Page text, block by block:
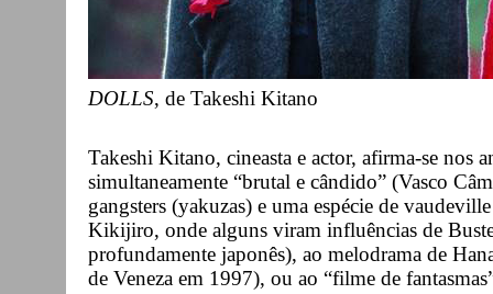
DOLLS, de Takeshi Kitano
Takeshi Kitano, cineasta e actor, afirma-se nos
simultaneamente “brutal e cândido” (Vasco
gangsters (yakuzas) e uma espécie de
Kikijiro, onde alguns viram influências de
profundamente japonês), ao melodrama de
de Veneza em 1997), ou ao “filme de